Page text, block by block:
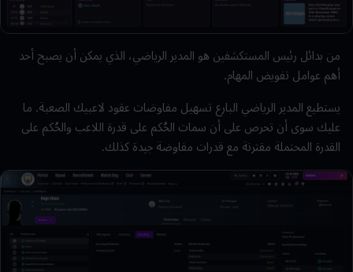
من بدائل رئيس المستكشفين هو المدير الرياضي، الذي يمكن أن يصبح أحد
أهم عوامل تفويض المهام.
يستطيع المدير الرياضي البارع تسهيل مفاوضات عقود لاعبيك الصعبة. ما
عليك سوى أن تحرص على أن سمات الحُكم على قدرة اللاعب والحُكم على
القدرة المحتملة مقترنة مع قدرات مفاوضة جيدة كذلك.